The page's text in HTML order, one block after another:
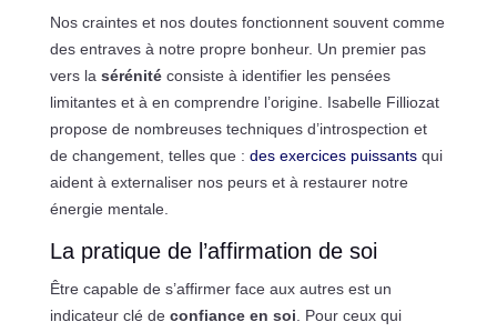
Nos craintes et nos doutes fonctionnent souvent comme
des entraves à notre propre bonheur. Un premier pas
vers la sérénitéconsiste à identifier les pensées
limitantes et à en comprendre l’origine. Isabelle Filliozat
propose de nombreuses techniques d’introspection et
de changement, telles que : des exercices puissantsqui
aident à externaliser nos peurs et à restaurer notre
énergie mentale.
La pratique de l’affirmation de soi
Être capable de s’affirmer face aux autres est un
indicateur clé de confiance en soi. Pour ceux qui